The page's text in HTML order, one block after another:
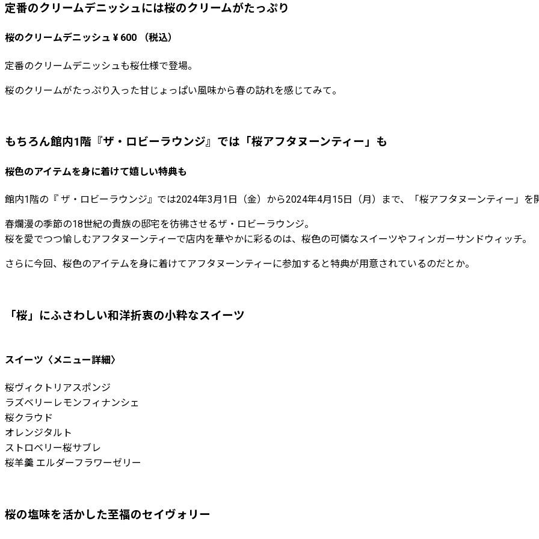
定番のクリームデニッシュには桜のクリームがたっぷり
桜のクリームデニッシュ ¥ 600 （税込）
定番のクリームデニッシュも桜仕様で登場。
桜のクリームがたっぷり入った甘じょっぱい風味から春の訪れを感じてみて。
もちろん館内1階『ザ・ロビーラウンジ』では「桜アフタヌーンティー」も
桜色のアイテムを身に着けて嬉しい特典も
館内1階の『 ザ・ロビーラウンジ』では2024年3月1日（金）から2024年4月15日（月）まで、「桜アフタヌーンティー」を
春爛漫の季節の18世紀の貴族の邸宅を彷彿させるザ・ロビーラウンジ。
桜を愛でつつ愉しむアフタヌーンティーで店内を華やかに彩るのは、桜色の可憐なスイーツやフィンガーサンドウィッチ。
さらに今回、桜色のアイテムを身に着けてアフタヌーンティーに参加すると特典が用意されているのだとか。
「桜」にふさわしい和洋折衷の小粋なスイーツ
スイーツ〈メニュー詳細〉
桜ヴィクトリアスポンジ
ラズベリーレモンフィナンシェ
桜クラウド
オレンジタルト
ストロベリー桜サブレ
桜羊羹 エルダーフラワーゼリー
桜の塩味を活かした至福のセイヴォリー